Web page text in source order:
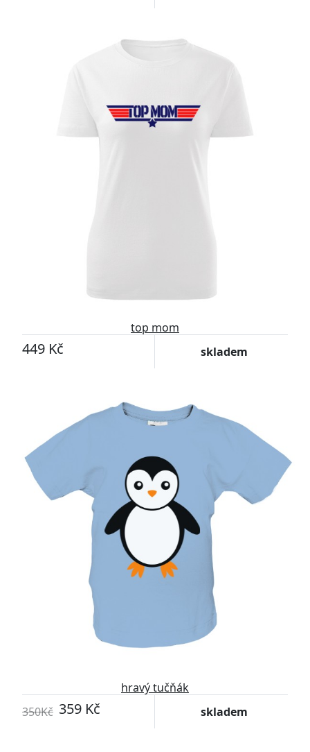
top mom
449 Kč skladem
hravý tučňák
350Kč 359 Kč skladem